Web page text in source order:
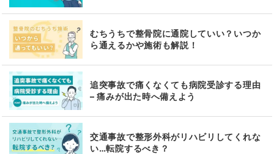
むちうちで整骨院に通院していい？いつか
ら通えるかや施術も解説！
追突事故で痛くなくても病院受診する理由
– 痛みが出た時へ備えよう
交通事故で整形外科がリハビリしてくれな
い…転院するべき？